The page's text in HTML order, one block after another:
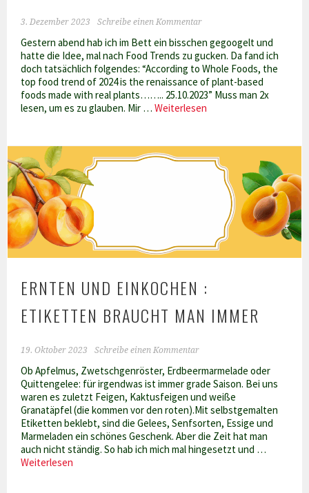
3. Dezember 2023 Schreibe einen Kommentar
Gestern abend hab ich im Bett ein bisschen gegoogelt und
hatte die Idee, mal nach Food Trends zu gucken. Da fand ich
doch tatsächlich folgendes: “According to Whole Foods, the
top food trend of 2024 is the renaissance of plant-based
foods made with real plants…….. 25.10.2023” Muss man 2x
lesen, um es zu glauben. Mir …Weiterlesen
´24:
Essen
aus
echten
Pflanzen
ERNTEN UND EINKOCHEN :
ETIKETTEN BRAUCHT MAN IMMER
19. Oktober 2023 Schreibe einen Kommentar
Ob Apfelmus, Zwetschgenröster, Erdbeermarmelade oder
Quittengelee: für irgendwas ist immer grade Saison. Bei uns
waren es zuletzt Feigen, Kaktusfeigen und weiße
Granatäpfel (die kommen vor den roten).Mit selbstgemalten
Etiketten beklebt, sind die Gelees, Senfsorten, Essige und
Marmeladen ein schönes Geschenk. Aber die Zeit hat man
auch nicht ständig. So hab ich mich mal hingesetzt und …
Weiterlesen